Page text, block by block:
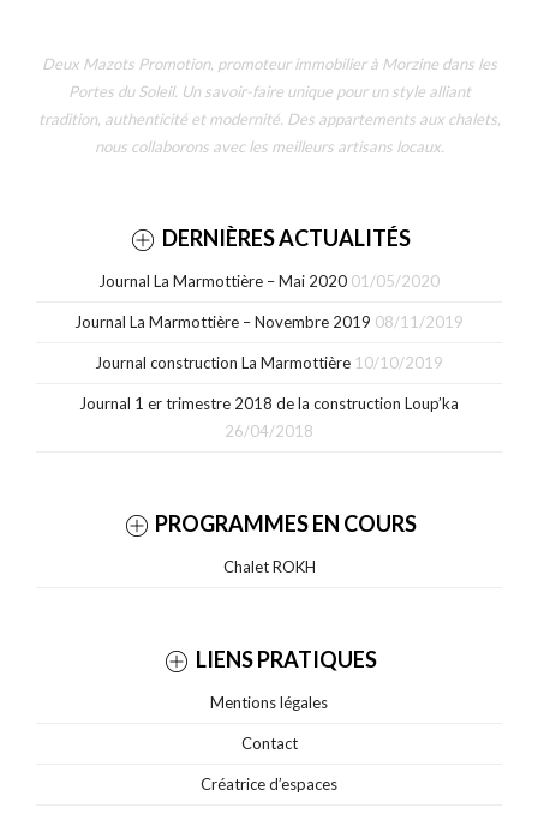
Deux Mazots Promotion, promoteur immobilier à Morzine dans les
Portes du Soleil. Un savoir-faire unique pour un style alliant
tradition, authenticité et modernité. Des appartements aux chalets,
nous collaborons avec les meilleurs artisans locaux.
DERNIÈRES ACTUALITÉS
Journal La Marmottière – Mai 2020 01/05/2020
Journal La Marmottière – Novembre 2019 08/11/2019
Journal construction La Marmottière 10/10/2019
Journal 1 er trimestre 2018 de la construction Loup’ka
26/04/2018
PROGRAMMES EN COURS
Chalet ROKH
LIENS PRATIQUES
Mentions légales
Contact
Créatrice d’espaces